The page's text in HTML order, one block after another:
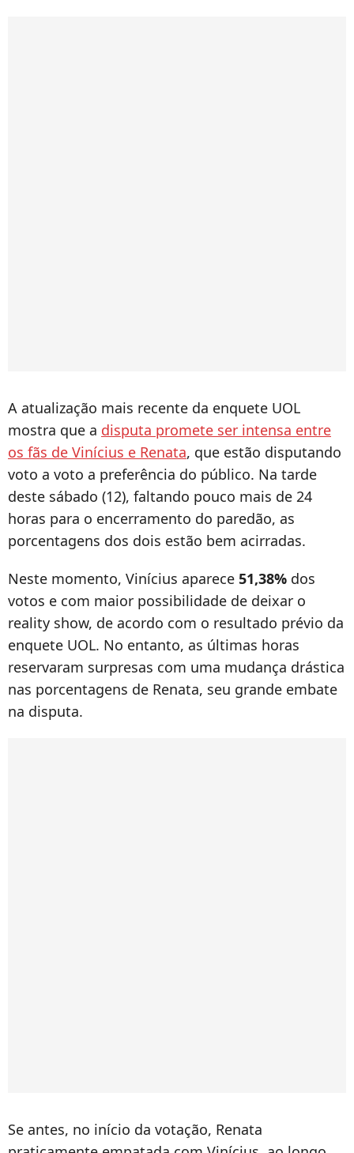
A atualização mais recente da enquete UOL
mostra que a disputa promete ser intensa entre
os fãs de Vinícius e Renata, que estão disputando
voto a voto a preferência do público. Na tarde
deste sábado (12), faltando pouco mais de 24
horas para o encerramento do paredão, as
porcentagens dos dois estão bem acirradas.
Neste momento, Vinícius aparece 51,38% dos
votos e com maior possibilidade de deixar o
reality show, de acordo com o resultado prévio da
enquete UOL. No entanto, as últimas horas
reservaram surpresas com uma mudança drástica
nas porcentagens de Renata, seu grande embate
na disputa.
Se antes, no início da votação, Renata